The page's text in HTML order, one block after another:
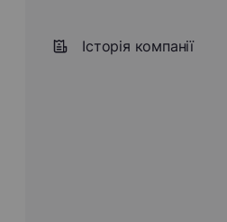
Історія компанії